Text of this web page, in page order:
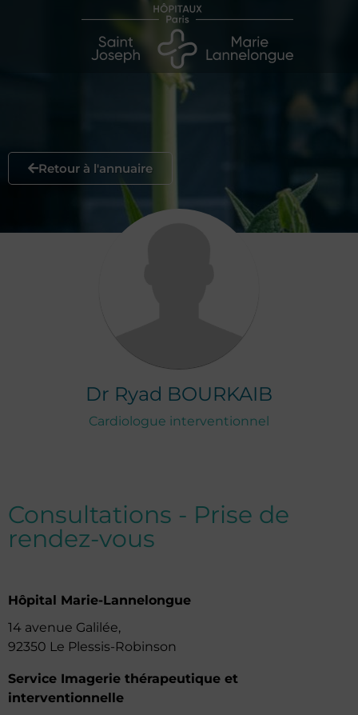
Retour à l'annuaire
Dr Ryad BOURKAIB
Cardiologue interventionnel
Consultations - Prise de
rendez-vous
Hôpital Marie-Lannelongue
14 avenue Galilée,
92350 Le Plessis-Robinson
Service Imagerie thérapeutique et
interventionnelle